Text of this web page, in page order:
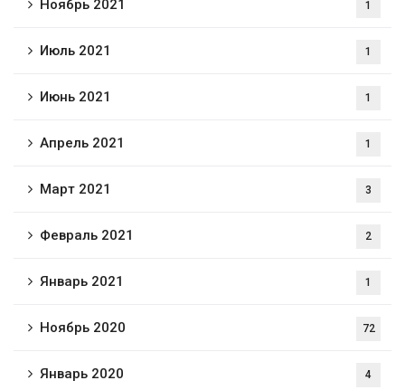
Ноябрь 2021 1
Июль 2021 1
Июнь 2021 1
Апрель 2021 1
Март 2021 3
Февраль 2021 2
Январь 2021 1
Ноябрь 2020 72
Январь 2020 4